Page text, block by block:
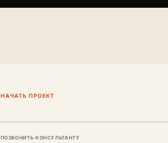
НАЧАТЬ ПРОЕКТ
ПОЗВОНИТЬ КОНСУЛЬТАНТУ